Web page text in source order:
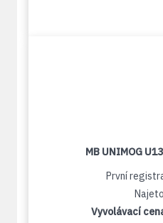
MB UNIMOG
První
Vyvolávací